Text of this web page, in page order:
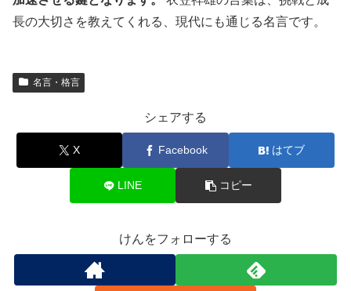
長の大切さを教えてくれる、現代にも通じる名言です。
名言・格言
シェアする
X Facebook はてブ
LINE コピー
けんをフォローする